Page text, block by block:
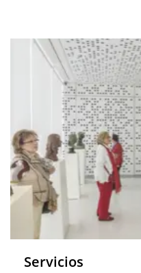
Servicios